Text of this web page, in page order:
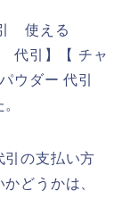
使える
代引】【 チャ
パウダー 代引
引の支払い方
どうかは、